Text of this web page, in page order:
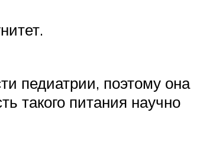
педиатрии, поэтому она
такого питания научно